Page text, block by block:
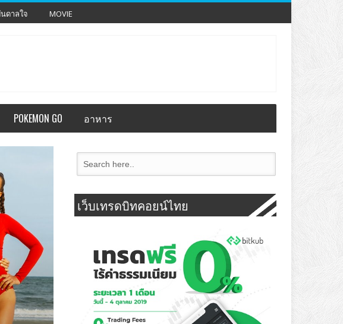
ดาลใจ MOVIE
POKEMON GO อาหาร
เว็บเทรดบิทคอยน์ไทย